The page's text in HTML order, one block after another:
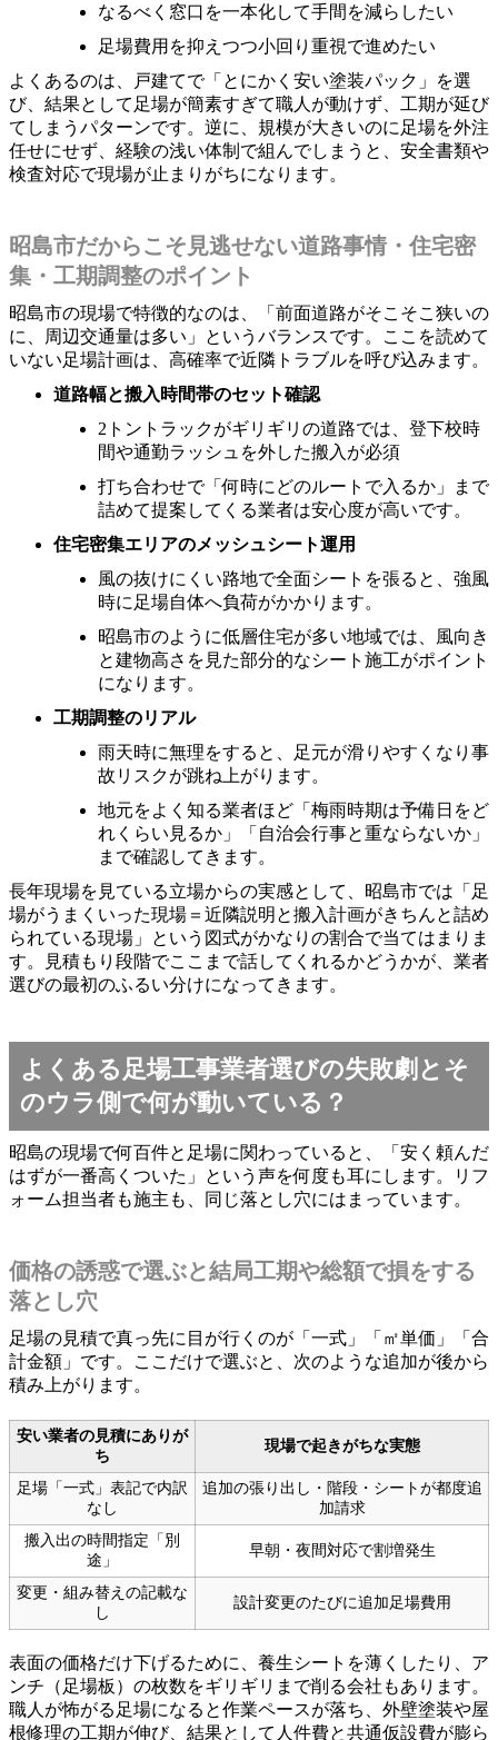
なるべく窓口を一本化して手間を減らしたい
足場費用を抑えつつ小回り重視で進めたい
よくあるのは、戸建てで「とにかく安い塗装パック」を選
び、結果として足場が簡素すぎて職人が動けず、工期が延び
てしまうパターンです。逆に、規模が大きいのに足場を外注
任せにせず、経験の浅い体制で組んでしまうと、安全書類や
検査対応で現場が止まりがちになります。
昭島市だからこそ見逃せない道路事情・住宅密
集・工期調整のポイント
昭島市の現場で特徴的なのは、「前面道路がそこそこ狭いの
に、周辺交通量は多い」というバランスです。ここを読めて
いない足場計画は、高確率で近隣トラブルを呼び込みます。
道路幅と搬入時間帯のセット確認
2トントラックがギリギリの道路では、登下校時
間や通勤ラッシュを外した搬入が必須
打ち合わせで「何時にどのルートで入るか」まで
詰めて提案してくる業者は安心度が高いです。
住宅密集エリアのメッシュシート運用
風の抜けにくい路地で全面シートを張ると、強風
時に足場自体へ負荷がかかります。
昭島市のように低層住宅が多い地域では、風向き
と建物高さを見た部分的なシート施工がポイント
になります。
工期調整のリアル
雨天時に無理をすると、足元が滑りやすくなり事
故リスクが跳ね上がります。
地元をよく知る業者ほど「梅雨時期は予備日をど
れくらい見るか」「自治会行事と重ならないか」
まで確認してきます。
長年現場を見ている立場からの実感として、昭島市では「足
場がうまくいった現場＝近隣説明と搬入計画がきちんと詰め
られている現場」という図式がかなりの割合で当てはまりま
す。見積もり段階でここまで話してくれるかどうかが、業者
選びの最初のふるい分けになってきます。
よくある足場工事業者選びの失敗劇とそ
のウラ側で何が動いている？
昭島の現場で何百件と足場に関わっていると、「安く頼んだ
はずが一番高くついた」という声を何度も耳にします。リフ
ォーム担当者も施主も、同じ落とし穴にはまっています。
価格の誘惑で選ぶと結局工期や総額で損をする
落とし穴
足場の見積で真っ先に目が行くのが「一式」「㎡単価」「合
計金額」です。ここだけで選ぶと、次のような追加が後から
積み上がります。
安い業者の見積にありが
ち
現場で起きがちな実態
足場「一式」表記で内訳
なし
追加の張り出し・階段・シートが都度追
加請求
搬入出の時間指定「別
途」
早朝・夜間対応で割増発生
変更・組み替えの記載な
し
設計変更のたびに追加足場費用
表面の価格だけ下げるために、養生シートを薄くしたり、ア
ンチ（足場板）の枚数をギリギリまで削る会社もあります。
職人が怖がる足場になると作業ペースが落ち、外壁塗装や屋
根修理の工期が伸び、結果として人件費と共通仮設費が膨ら